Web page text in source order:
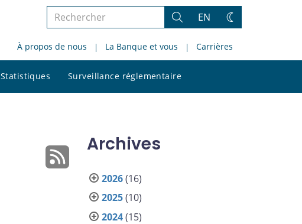
Rechercher
le
site
Rechercher
EN
Changez
thème
À propos de nous La Banque et vous Carrières
Statistiques Surveillance réglementaire
le
Archives
2026(16)
2025(10)
2024(15)